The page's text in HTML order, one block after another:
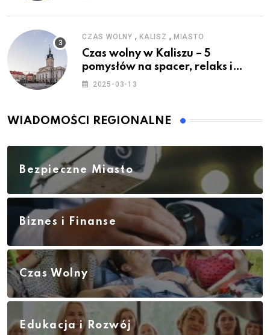
CZAS WOLNY , KALISZ , MIASTO
Czas wolny w Kaliszu – 5
pomysłów na spacer, relaks i
rodzinne atrakcje
2025-03-13
WIADOMOŚCI REGIONALNE
Bezpieczne Miasto
Biznes i Finanse
Czas Wolny
Edukacja i Rozwój